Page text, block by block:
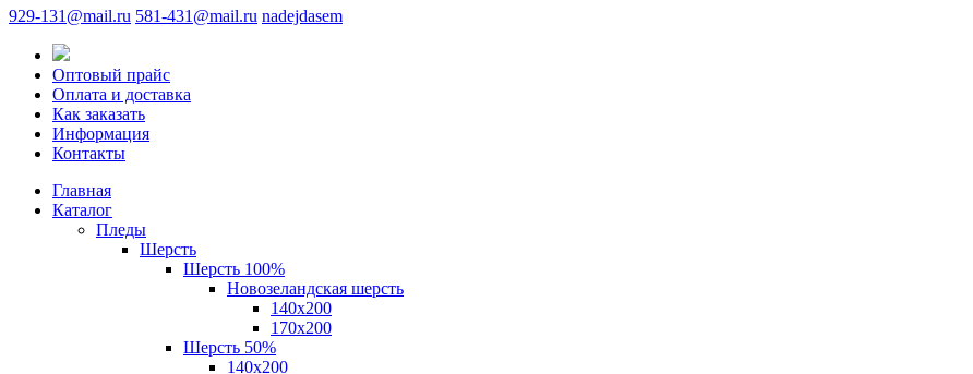
929-131@mail.ru 581-431@mail.ru nadejdasem
Оптовый прайс
Оплата и доставка
Как заказать
Информация
Контакты
Главная
Каталог
Пледы
Шерсть
Шерсть 100%
Новозеландская шерсть
140х200
170x200
Шерсть 50%
140x200